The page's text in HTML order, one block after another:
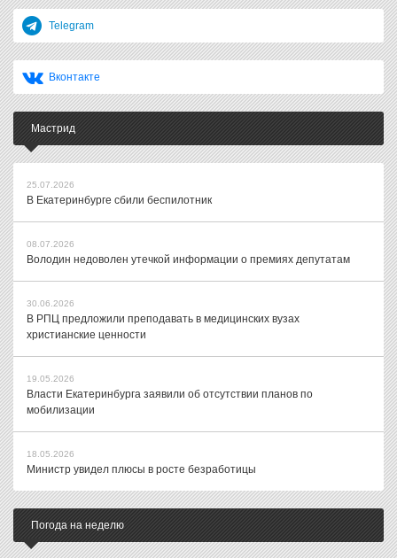
Telegram
Вконтакте
Мастрид
25.07.2026
В Екатеринбурге сбили беспилотник
08.07.2026
Володин недоволен утечкой информации о премиях депутатам
30.06.2026
В РПЦ предложили преподавать в медицинских вузах
христианские ценности
19.05.2026
Власти Екатеринбурга заявили об отсутствии планов по
мобилизации
18.05.2026
Министр увидел плюсы в росте безработицы
Погода на неделю